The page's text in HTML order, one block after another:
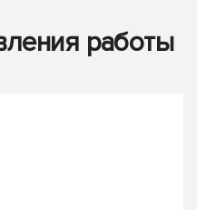
работы